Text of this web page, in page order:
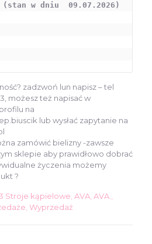
(stan w dniu  09.07.2026)
zadzwoń lun napisz – tel
możesz też napisać w
na
lub wysłać zapytanie na
zamówić bielizny -zawsze
sklepie aby prawidłowo dobrać
życzenia możemy
?
3 Stroje kąpielowe AVA AVA.
Wyprzedaż